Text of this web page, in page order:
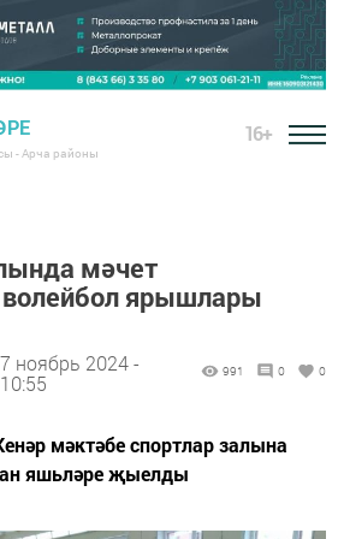
- Арча районы
16+
мәчет
волейбол ярышлары
7 ноябрь 2024 -
10:55
991 0 0
мәктәбе спортлар залына
яшьләре җыелды